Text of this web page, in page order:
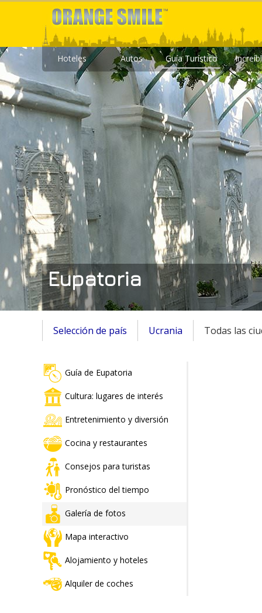
Hoteles Autos Guía Turístico
Eupatoria
Selección de país Ucrania Todas las
Guía de Eupatoria
Cultura: lugares de interés
Entretenimiento y diversión
Cocina y restaurantes
Consejos para turistas
Pronóstico del tiempo
Galería de fotos
Mapa interactivo
Alojamiento y hoteles
Alquiler de coches